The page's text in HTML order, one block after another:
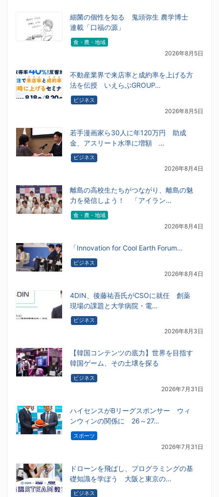
細菌の個性を知る 鬼頭弥生 農学博士
連載「口福の源」
食・農・地域
2026年8月5日
不動産業界で来店率と成約率を上げる方
法を伝授 いえらぶGROUP…
ビジネス
2026年8月5日
若手漫画家ら30人に年120万円 助成
金、アスリート水準に増額 …
ビジネス
2026年8月4日
離島の高校生たちがつながり、離島の魅
力を発信しよう！ 「アイラン…
食・農・地域
2026年8月4日
「Innovation for Cool Earth Forum…
ビジネス
2026年8月4日
4DIN、後藤祐吾氏がCSOに就任 創薬
現場の課題と大学病院・電…
ビジネス
2026年8月3日
【韓国コンテンツの底力】世界を目指す
韓国ゲーム、その土壌を探る
ビジネス
2026年7月31日
ハイセンスがBリーグスポンサー ウィ
ンウィンの関係に 26～27…
スポーツ
2026年7月31日
ドローンを飛ばし、プログラミングの基
礎知識を学ぼう 大阪と東京の…
ビジネス